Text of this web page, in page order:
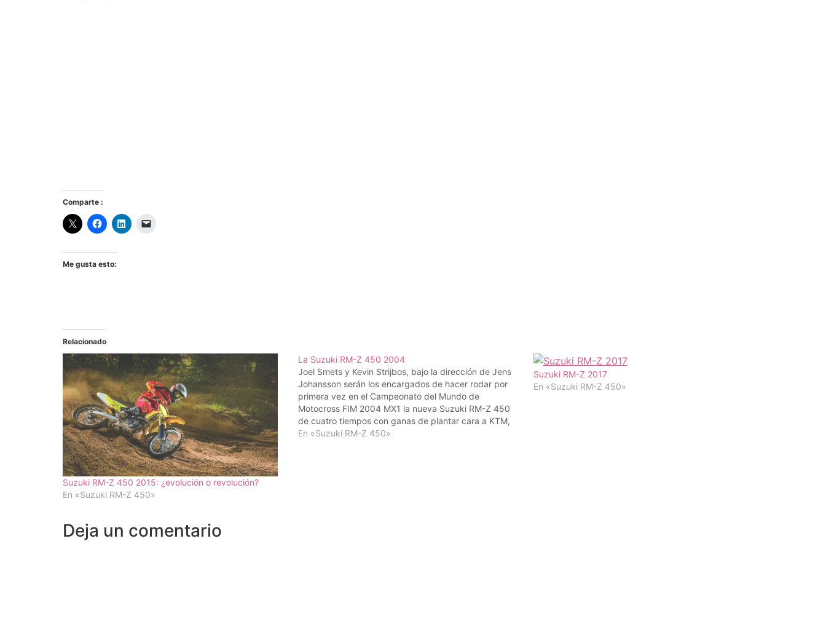
Comparte :
Me gusta esto:
Relacionado
Suzuki RM-Z 450 2015: ¿evolución o revolución?
En «Suzuki RM-Z 450»
La Suzuki RM-Z 450 2004
Joel Smets y Kevin Strijbos, bajo la dirección de Jens
Johansson serán los encargados de hacer rodar por
primera vez en el Campeonato del Mundo de
Motocross FIM 2004 MX1 la nueva Suzuki RM-Z 450
de cuatro tiempos con ganas de plantar cara a KTM,
Yamaha y Honda. Kevin Strijbos…
En «Suzuki RM-Z 450»
Suzuki RM-Z 2017
En «Suzuki RM-Z 450»
Deja un comentario